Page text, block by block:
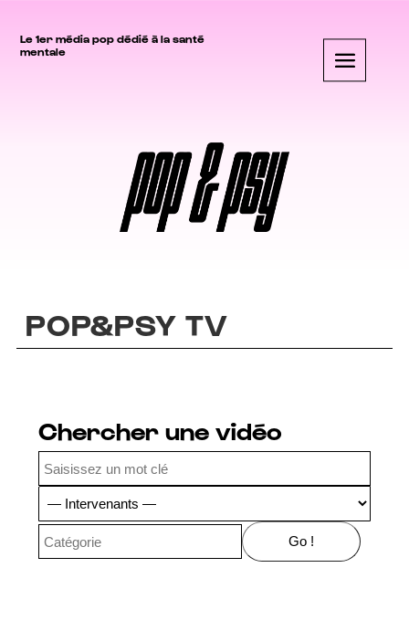
Le 1er média pop dédié à la santé
mentale
POP&PSY TV
Chercher une vidéo